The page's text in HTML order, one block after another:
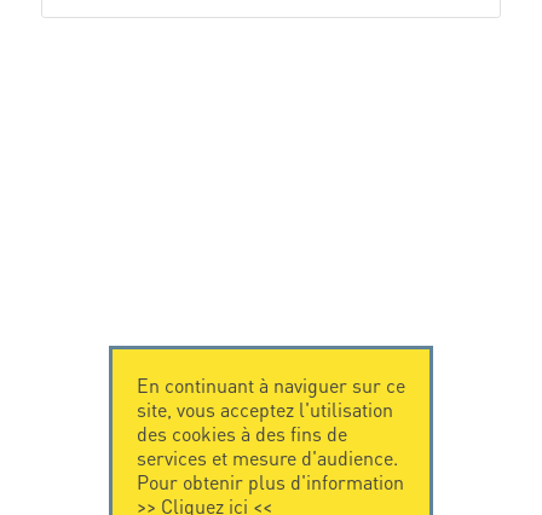
En continuant à naviguer sur ce
site, vous acceptez l'utilisation
des cookies à des fins de
services et mesure d'audience.
Pour obtenir plus d'information
>> Cliquez ici <<